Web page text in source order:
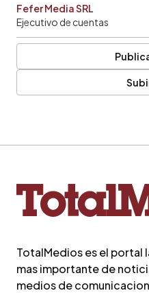
Fefer Media SRL
Ejecutivo de cuentas
TotalMedios es el portal
mas importante de
medios de